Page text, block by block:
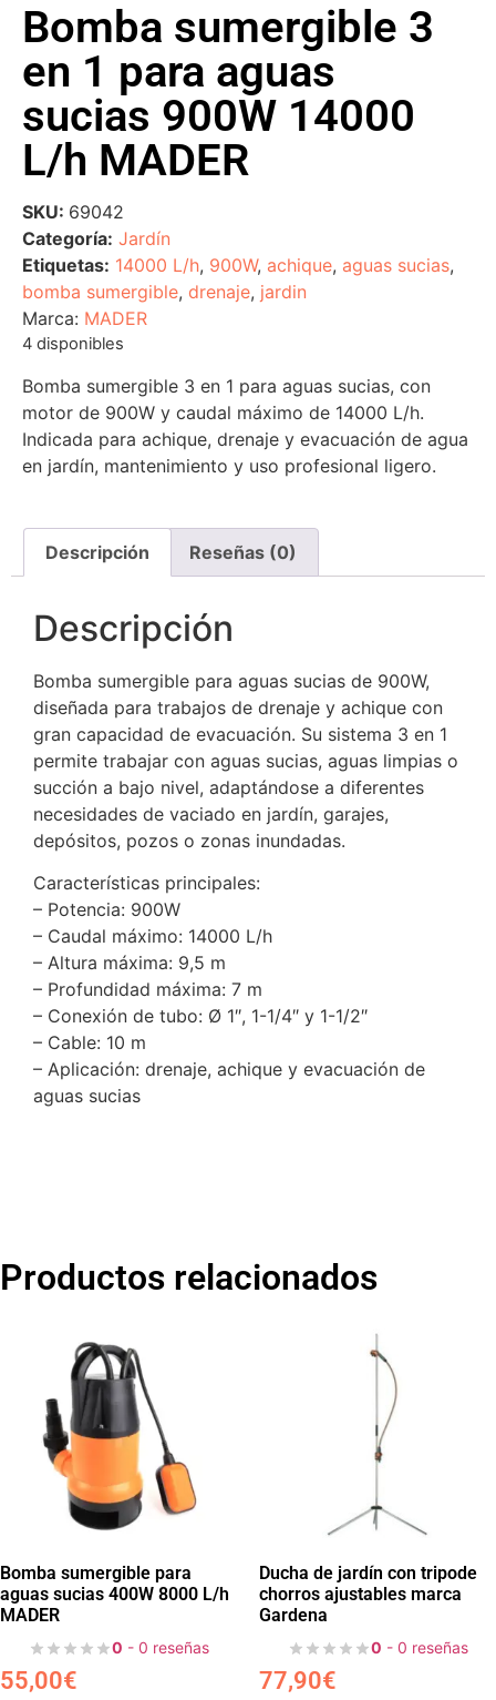
Bomba sumergible 3
en 1 para aguas
sucias 900W 14000
L/h MADER
SKU: 69042
Categoría: Jardín
Etiquetas: 14000 L/h, 900W, achique, aguas sucias,
bomba sumergible, drenaje, jardin
Marca: MADER
4 disponibles
Bomba sumergible 3 en 1 para aguas sucias, con
motor de 900W y caudal máximo de 14000 L/h.
Indicada para achique, drenaje y evacuación de agua
en jardín, mantenimiento y uso profesional ligero.
Descripción Reseñas (0)
Descripción
Bomba sumergible para aguas sucias de 900W,
diseñada para trabajos de drenaje y achique con
gran capacidad de evacuación. Su sistema 3 en 1
permite trabajar con aguas sucias, aguas limpias o
succión a bajo nivel, adaptándose a diferentes
necesidades de vaciado en jardín, garajes,
depósitos, pozos o zonas inundadas.
Características principales:
– Potencia: 900W
– Caudal máximo: 14000 L/h
– Altura máxima: 9,5 m
– Profundidad máxima: 7 m
– Conexión de tubo: Ø 1″, 1-1/4″ y 1-1/2″
– Cable: 10 m
– Aplicación: drenaje, achique y evacuación de
aguas sucias
Productos relacionados
Bomba sumergible para
aguas sucias 400W 8000 L/h
MADER
0 - 0 reseñas
55,00€
Ducha de jardín con tripode
chorros ajustables marca
Gardena
0 - 0 reseñas
77,90€